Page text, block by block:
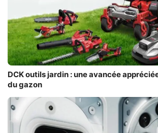
DCK outils jardin : une avancée
du gazon